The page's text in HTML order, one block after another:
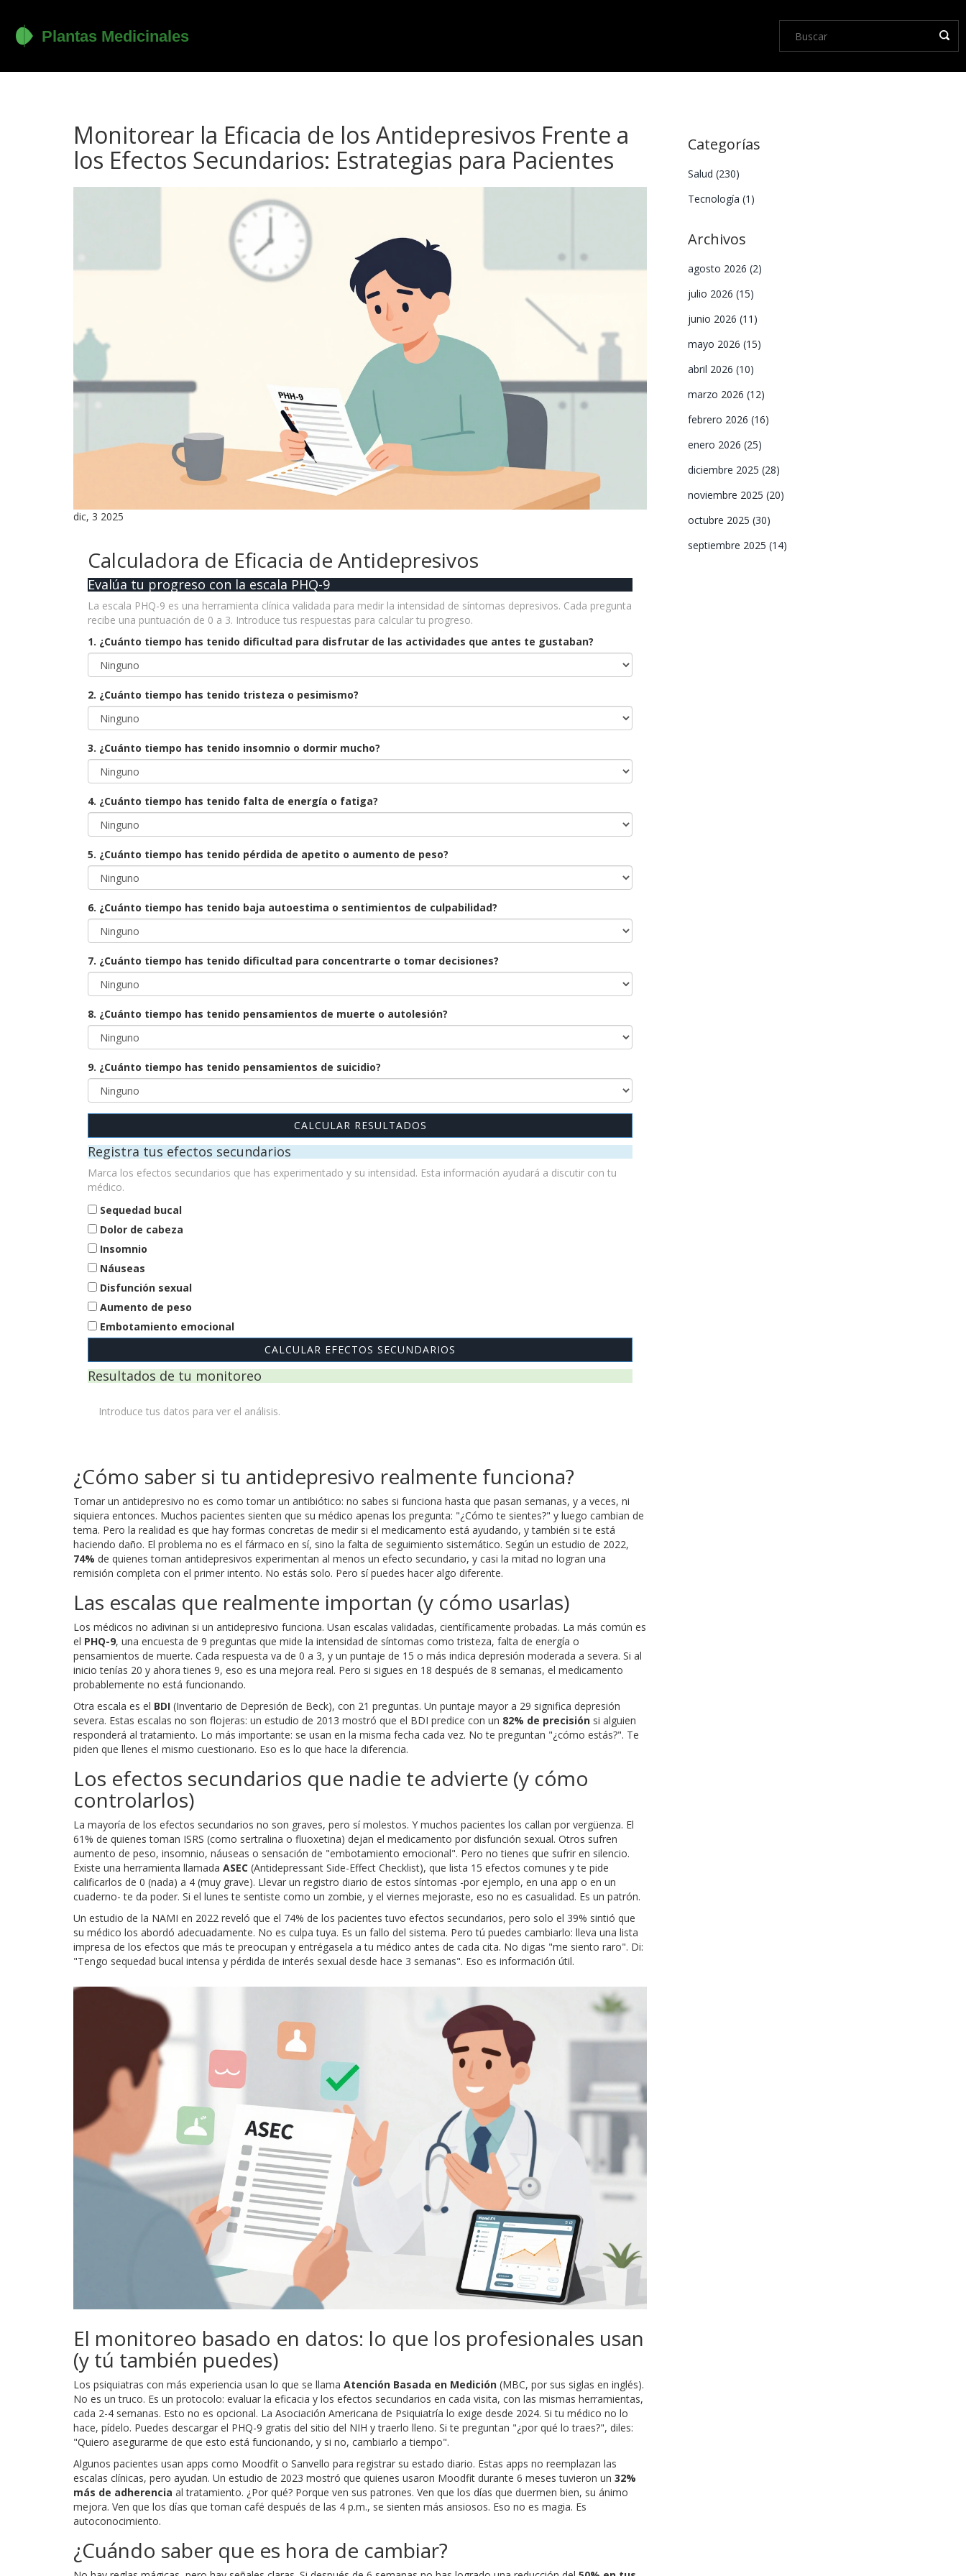
Monitorear la Eficacia de los Antidepresivos Frente a
los Efectos Secundarios: Estrategias para Pacientes
dic, 3 2025
Calculadora de Eficacia de Antidepresivos
Evalúa tu progreso con la escala PHQ-9
La escala PHQ-9 es una herramienta clínica validada para medir la intensidad de síntomas depresivos. Cada pregunta
recibe una puntuación de 0 a 3. Introduce tus respuestas para calcular tu progreso.
1. ¿Cuánto tiempo has tenido dificultad para disfrutar de las actividades que antes te gustaban?
2. ¿Cuánto tiempo has tenido tristeza o pesimismo?
3. ¿Cuánto tiempo has tenido insomnio o dormir mucho?
4. ¿Cuánto tiempo has tenido falta de energía o fatiga?
5. ¿Cuánto tiempo has tenido pérdida de apetito o aumento de peso?
6. ¿Cuánto tiempo has tenido baja autoestima o sentimientos de culpabilidad?
7. ¿Cuánto tiempo has tenido dificultad para concentrarte o tomar decisiones?
8. ¿Cuánto tiempo has tenido pensamientos de muerte o autolesión?
9. ¿Cuánto tiempo has tenido pensamientos de suicidio?
CALCULAR RESULTADOS
Registra tus efectos secundarios
Marca los efectos secundarios que has experimentado y su intensidad. Esta información ayudará a discutir con tu
médico.
Sequedad bucal
Dolor de cabeza
Insomnio
Náuseas
Disfunción sexual
Aumento de peso
Embotamiento emocional
CALCULAR EFECTOS SECUNDARIOS
Resultados de tu monitoreo
Introduce tus datos para ver el análisis.
¿Cómo saber si tu antidepresivo realmente funciona?
Tomar un antidepresivo no es como tomar un antibiótico: no sabes si funciona hasta que pasan semanas, y a veces, ni
siquiera entonces. Muchos pacientes sienten que su médico apenas los pregunta: "¿Cómo te sientes?" y luego cambian de
tema. Pero la realidad es que hay formas concretas de medir si el medicamento está ayudando, y también si te está
haciendo daño. El problema no es el fármaco en sí, sino la falta de seguimiento sistemático. Según un estudio de 2022,
74% de quienes toman antidepresivos experimentan al menos un efecto secundario, y casi la mitad no logran una
remisión completa con el primer intento. No estás solo. Pero sí puedes hacer algo diferente.
Las escalas que realmente importan (y cómo usarlas)
Los médicos no adivinan si un antidepresivo funciona. Usan escalas validadas, científicamente probadas. La más común es
el PHQ-9, una encuesta de 9 preguntas que mide la intensidad de síntomas como tristeza, falta de energía o
pensamientos de muerte. Cada respuesta va de 0 a 3, y un puntaje de 15 o más indica depresión moderada a severa. Si al
inicio tenías 20 y ahora tienes 9, eso es una mejora real. Pero si sigues en 18 después de 8 semanas, el medicamento
probablemente no está funcionando.
Otra escala es el BDI (Inventario de Depresión de Beck), con 21 preguntas. Un puntaje mayor a 29 significa depresión
severa. Estas escalas no son flojeras: un estudio de 2013 mostró que el BDI predice con un 82% de precisión si alguien
responderá al tratamiento. Lo más importante: se usan en la misma fecha cada vez. No te preguntan "¿cómo estás?". Te
piden que llenes el mismo cuestionario. Eso es lo que hace la diferencia.
Los efectos secundarios que nadie te advierte (y cómo
controlarlos)
La mayoría de los efectos secundarios no son graves, pero sí molestos. Y muchos pacientes los callan por vergüenza. El
61% de quienes toman ISRS (como sertralina o fluoxetina) dejan el medicamento por disfunción sexual. Otros sufren
aumento de peso, insomnio, náuseas o sensación de "embotamiento emocional". Pero no tienes que sufrir en silencio.
Existe una herramienta llamada ASEC (Antidepressant Side-Effect Checklist), que lista 15 efectos comunes y te pide
calificarlos de 0 (nada) a 4 (muy grave). Llevar un registro diario de estos síntomas -por ejemplo, en una app o en un
cuaderno- te da poder. Si el lunes te sentiste como un zombie, y el viernes mejoraste, eso no es casualidad. Es un patrón.
Un estudio de la NAMI en 2022 reveló que el 74% de los pacientes tuvo efectos secundarios, pero solo el 39% sintió que
su médico los abordó adecuadamente. No es culpa tuya. Es un fallo del sistema. Pero tú puedes cambiarlo: lleva una lista
impresa de los efectos que más te preocupan y entrégasela a tu médico antes de cada cita. No digas "me siento raro". Di:
"Tengo sequedad bucal intensa y pérdida de interés sexual desde hace 3 semanas". Eso es información útil.
El monitoreo basado en datos: lo que los profesionales usan
(y tú también puedes)
Los psiquiatras con más experiencia usan lo que se llama Atención Basada en Medición (MBC, por sus siglas en inglés).
No es un truco. Es un protocolo: evaluar la eficacia y los efectos secundarios en cada visita, con las mismas herramientas,
cada 2-4 semanas. Esto no es opcional. La Asociación Americana de Psiquiatría lo exige desde 2024. Si tu médico no lo
hace, pídelo. Puedes descargar el PHQ-9 gratis del sitio del NIH y traerlo lleno. Si te preguntan "¿por qué lo traes?", diles:
"Quiero asegurarme de que esto está funcionando, y si no, cambiarlo a tiempo".
Algunos pacientes usan apps como Moodfit o Sanvello para registrar su estado diario. Estas apps no reemplazan las
escalas clínicas, pero ayudan. Un estudio de 2023 mostró que quienes usaron Moodfit durante 6 meses tuvieron un 32%
más de adherencia al tratamiento. ¿Por qué? Porque ven sus patrones. Ven que los días que duermen bien, su ánimo
mejora. Ven que los días que toman café después de las 4 p.m., se sienten más ansiosos. Eso no es magia. Es
autoconocimiento.
¿Cuándo saber que es hora de cambiar?
Categorías
Salud (230)
Tecnología (1)
Archivos
agosto 2026 (2)
julio 2026 (15)
junio 2026 (11)
mayo 2026 (15)
abril 2026 (10)
marzo 2026 (12)
febrero 2026 (16)
enero 2026 (25)
diciembre 2025 (28)
noviembre 2025 (20)
octubre 2025 (30)
septiembre 2025 (14)